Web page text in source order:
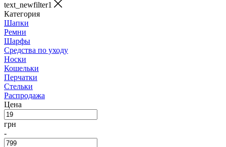
text_newfilter1
Категория
Шапки
Ремни
Шарфы
Средства по уходу
Носки
Кошельки
Перчатки
Стельки
Распродажа
Цена
грн
-